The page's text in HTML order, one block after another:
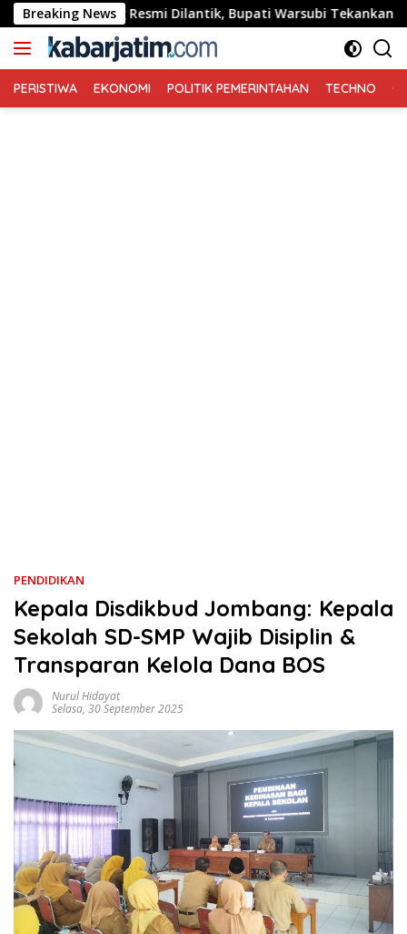
Langsung
ke
konten
Breaking News
Resmi Dilantik, Bupati Warsubi Tekankan Peran
PERISTIWA EKONOMI POLITIK PEMERINTAHAN TECHNO
PENDIDIKAN
Kepala Disdikbud Jombang: Kepala
Sekolah SD-SMP Wajib Disiplin &
Transparan Kelola Dana BOS
Nurul Hidayat
Selasa, 30 September 2025